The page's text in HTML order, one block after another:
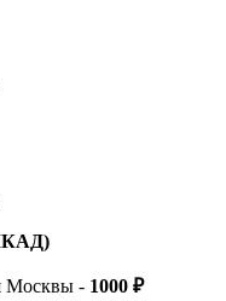
Москвы - 1000 ₽